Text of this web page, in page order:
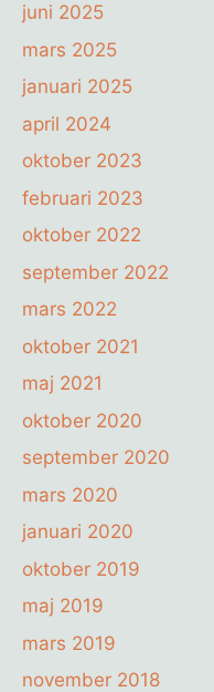
juni 2025
mars 2025
januari 2025
april 2024
oktober 2023
februari 2023
oktober 2022
september 2022
mars 2022
oktober 2021
maj 2021
oktober 2020
september 2020
mars 2020
januari 2020
oktober 2019
maj 2019
mars 2019
november 2018